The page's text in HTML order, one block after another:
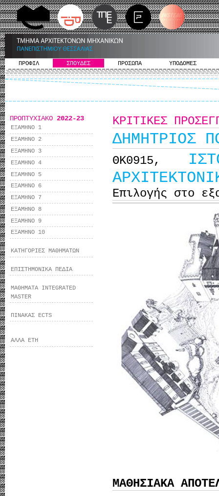
ΠΡΟΦΙΛ ΣΠΟΥΔΕΣ ΠΡΟΣΩΠΑ ΥΠΟΔΟΜΕΣ
ΠΡΟΠΤΥΧΙΑΚΟ 2022-23
ΕΞΑΜΗΝΟ 1
ΕΞΑΜΗΝΟ 2
ΕΞΑΜΗΝΟ 3
ΕΞΑΜΗΝΟ 4
ΕΞΑΜΗΝΟ 5
ΕΞΑΜΗΝΟ 6
ΕΞΑΜΗΝΟ 7
ΕΞΑΜΗΝΟ 8
ΕΞΑΜΗΝΟ 9
ΕΞΑΜΗΝΟ 10
ΚΑΤΗΓΟΡΙΕΣ ΜΑΘΗΜΑΤΩΝ
ΕΠΙΣΤΗΜΟΝΙΚΑ ΠΕΔΙΑ
ΜΑΘΗΜΑΤΑ INTEGRATED
MASTER
ΠΙΝΑΚΑΣ ECTS
ΑΛΛΑ ΕΤΗ
ΚΡΙΤΙΚΕΣ
ΔΗΜΗΤΡΙΟΣ
ΘΚ0915,
Επιλογής στο
ΜΑΘΗΣΙΑΚΑ